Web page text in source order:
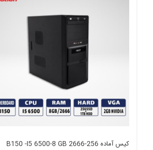
کیس آماده B150 -I5 6500-8 GB 2666-256